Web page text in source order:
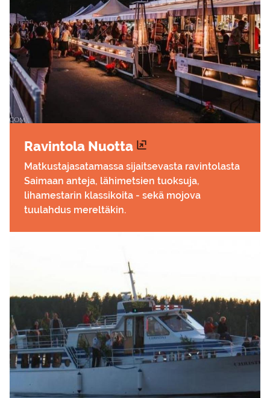
Ra­vin­to­la Nuot­ta
Matkustajasatamassa sijaitsevasta ravintolasta
Saimaan anteja, lähimetsien tuoksuja,
lihamestarin klassikoita - sekä mojova
tuulahdus mereltäkin.